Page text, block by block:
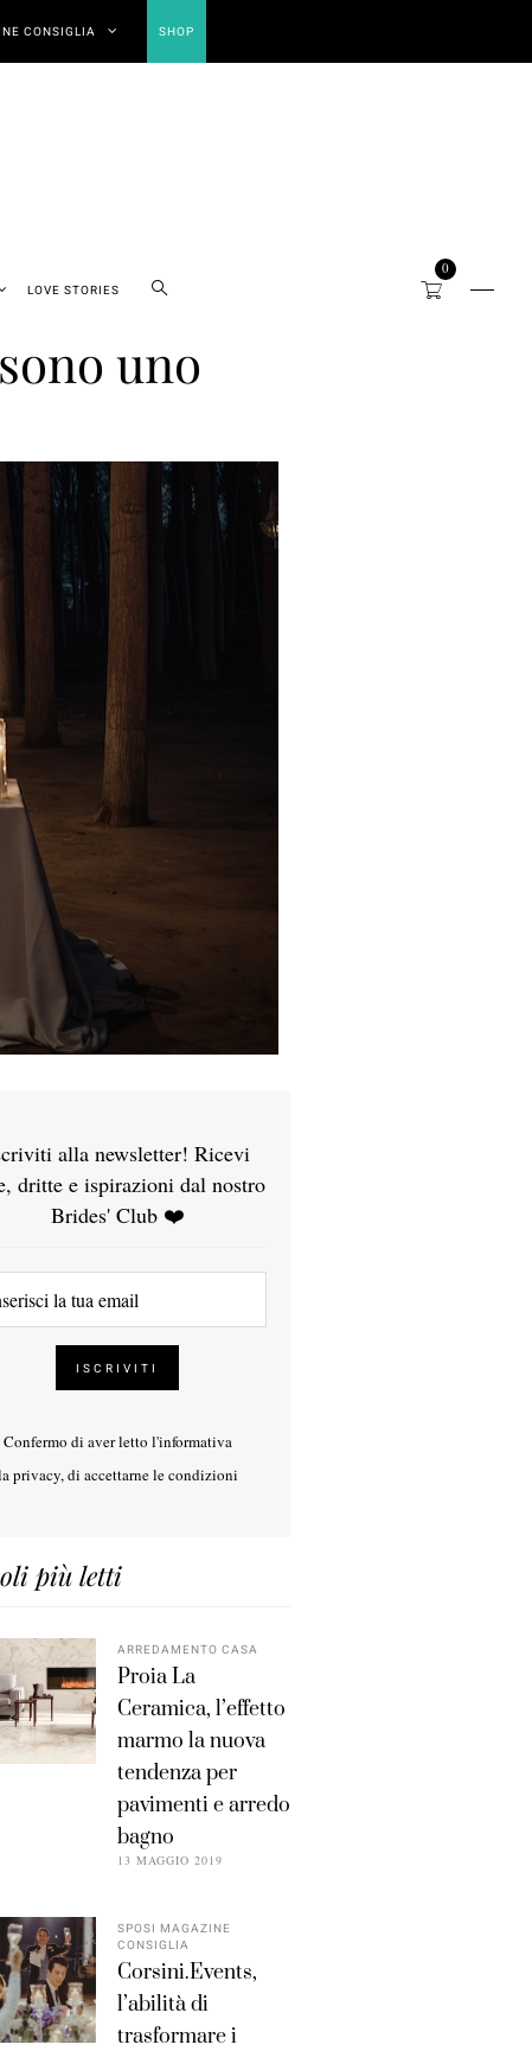
CONSIGLIA SHOP
LOVE STORIES
0
uno
alla newsletter! Ricevi
dritte e ispirazioni dal nostro
Brides' Club ❤️
Confermo di aver letto l'informativa
privacy, di accettarne le condizioni
più letti
ARREDAMENTO CASA
Proia La
Ceramica, l’effetto
marmo la nuova
tendenza per
pavimenti e arredo
bagno
13 MAGGIO 2019
SPOSI MAGAZINE
CONSIGLIA
Corsini.Events,
l’abilità di
trasformare i